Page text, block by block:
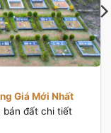
Giá Mới Nhất
bán đất chi tiết